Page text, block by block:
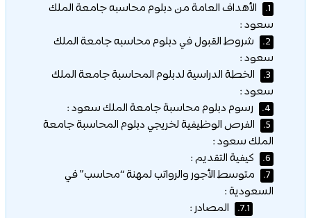
1.
الأهداف العامة من دبلوم محاسبه جامعة الملك
سعود :
2.
شروط القبول في دبلوم محاسبه جامعة الملك
سعود :
3.
الخطة الدراسية لدبلوم المحاسبة جامعة الملك
سعود :
4. رسوم دبلوم محاسبة جامعة الملك سعود :
5.
الفرص الوظيفية لخريجي دبلوم المحاسبة جامعة
الملك سعود :
6. كيفية التقديم :
7.
متوسط الأجور والرواتب لمهنة “محاسب” في
السعودية :
7.1. المصادر :